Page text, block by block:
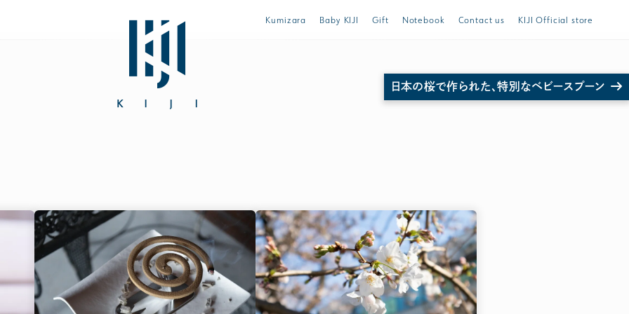
日本の桜で作られた、特別なベビースプーン
Kumizara Baby KIJI Gift Notebook Contact us KIJI Official store